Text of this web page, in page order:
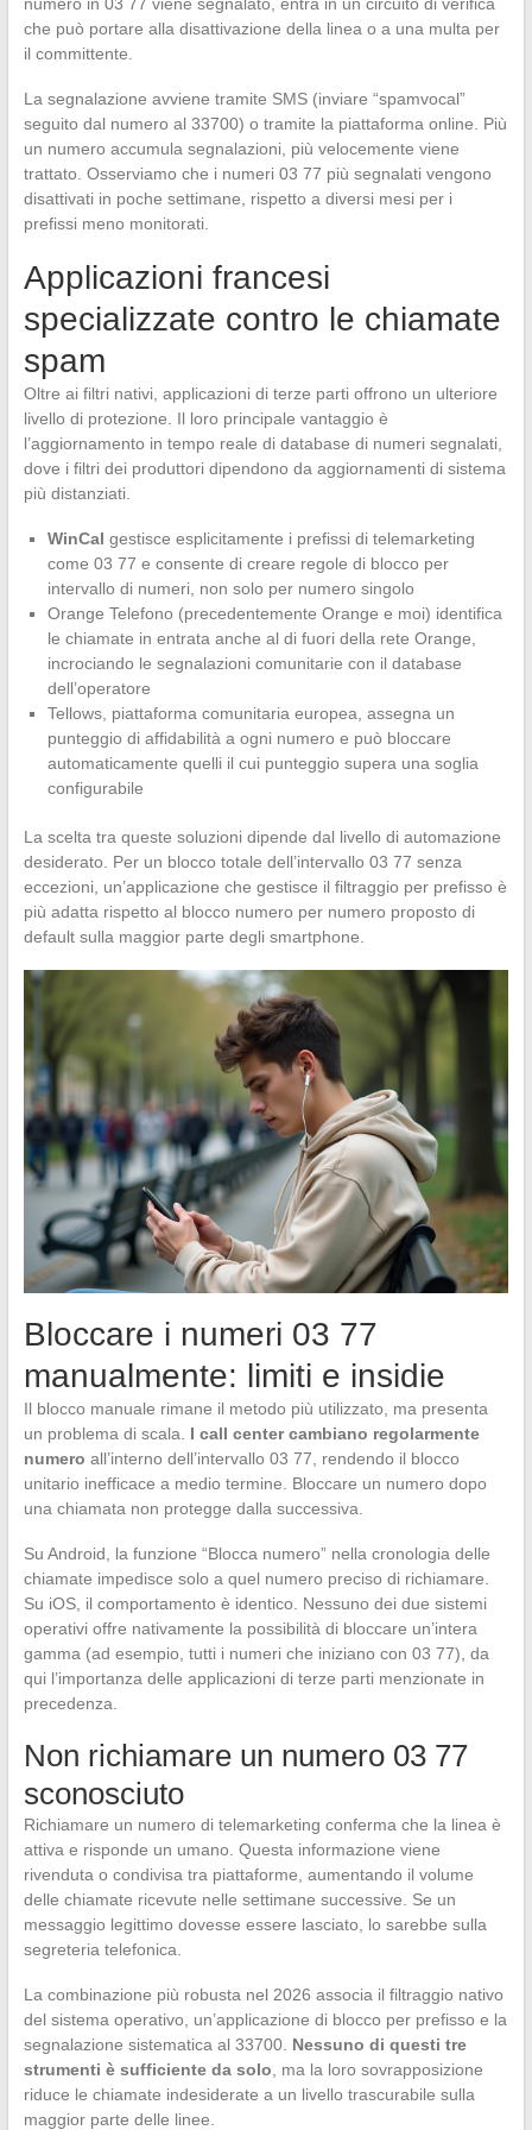
che può portare alla disattivazione della linea o a una multa per
il committente.
La segnalazione avviene tramite SMS (inviare “spamvocal”
seguito dal numero al 33700) o tramite la piattaforma online. Più
un numero accumula segnalazioni, più velocemente viene
trattato. Osserviamo che i numeri 03 77 più segnalati vengono
disattivati in poche settimane, rispetto a diversi mesi per i
prefissi meno monitorati.
Applicazioni francesi
specializzate contro le chiamate
spam
Oltre ai filtri nativi, applicazioni di terze parti offrono un ulteriore
livello di protezione. Il loro principale vantaggio è
l’aggiornamento in tempo reale di database di numeri segnalati,
dove i filtri dei produttori dipendono da aggiornamenti di sistema
più distanziati.
WinCal gestisce esplicitamente i prefissi di telemarketing
come 03 77 e consente di creare regole di blocco per
intervallo di numeri, non solo per numero singolo
Orange Telefono (precedentemente Orange e moi) identifica
le chiamate in entrata anche al di fuori della rete Orange,
incrociando le segnalazioni comunitarie con il database
dell’operatore
Tellows, piattaforma comunitaria europea, assegna un
punteggio di affidabilità a ogni numero e può bloccare
automaticamente quelli il cui punteggio supera una soglia
configurabile
La scelta tra queste soluzioni dipende dal livello di automazione
desiderato. Per un blocco totale dell’intervallo 03 77 senza
eccezioni, un’applicazione che gestisce il filtraggio per prefisso è
più adatta rispetto al blocco numero per numero proposto di
default sulla maggior parte degli smartphone.
Bloccare i numeri 03 77
manualmente: limiti e insidie
Il blocco manuale rimane il metodo più utilizzato, ma presenta
un problema di scala. I call center cambiano regolarmente
numero all’interno dell’intervallo 03 77, rendendo il blocco
unitario inefficace a medio termine. Bloccare un numero dopo
una chiamata non protegge dalla successiva.
Su Android, la funzione “Blocca numero” nella cronologia delle
chiamate impedisce solo a quel numero preciso di richiamare.
Su iOS, il comportamento è identico. Nessuno dei due sistemi
operativi offre nativamente la possibilità di bloccare un’intera
gamma (ad esempio, tutti i numeri che iniziano con 03 77), da
qui l’importanza delle applicazioni di terze parti menzionate in
precedenza.
Non richiamare un numero 03 77
sconosciuto
Richiamare un numero di telemarketing conferma che la linea è
attiva e risponde un umano. Questa informazione viene
rivenduta o condivisa tra piattaforme, aumentando il volume
delle chiamate ricevute nelle settimane successive. Se un
messaggio legittimo dovesse essere lasciato, lo sarebbe sulla
segreteria telefonica.
La combinazione più robusta nel 2026 associa il filtraggio nativo
del sistema operativo, un’applicazione di blocco per prefisso e la
segnalazione sistematica al 33700. Nessuno di questi tre
strumenti è sufficiente da solo, ma la loro sovrapposizione
riduce le chiamate indesiderate a un livello trascurabile sulla
maggior parte delle linee.